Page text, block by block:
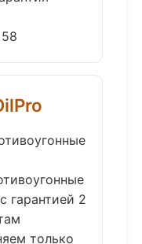
гарантией 2
только